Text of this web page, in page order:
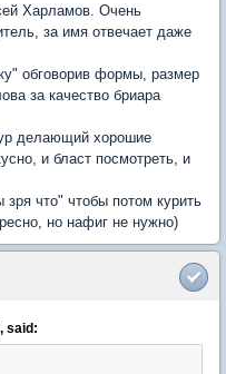
Харламов. Очень
за имя отвечает даже
обговорив формы, размер
за качество бриара
делающий хорошие
и бласт посмотреть, и
что" чтобы потом курить
но нафиг не нужно)
said: